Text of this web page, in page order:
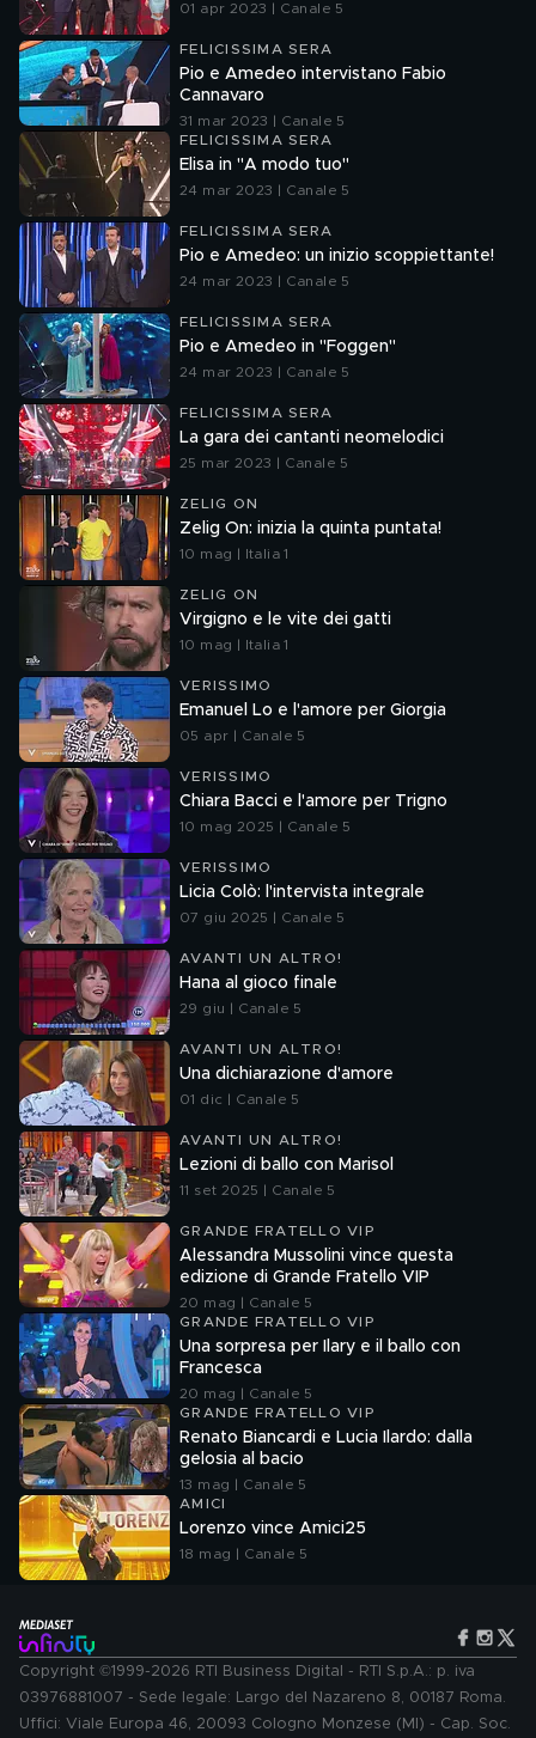
01 apr 2023 | Canale 5
FELICISSIMA SERA
Pio e Amedeo intervistano Fabio
Cannavaro
31 mar 2023 | Canale 5
FELICISSIMA SERA
Elisa in "A modo tuo"
24 mar 2023 | Canale 5
FELICISSIMA SERA
Pio e Amedeo: un inizio scoppiettante!
24 mar 2023 | Canale 5
FELICISSIMA SERA
Pio e Amedeo in "Foggen"
24 mar 2023 | Canale 5
FELICISSIMA SERA
La gara dei cantanti neomelodici
25 mar 2023 | Canale 5
ZELIG ON
Zelig On: inizia la quinta puntata!
10 mag | Italia 1
ZELIG ON
Virgigno e le vite dei gatti
10 mag | Italia 1
VERISSIMO
Emanuel Lo e l'amore per Giorgia
05 apr | Canale 5
VERISSIMO
Chiara Bacci e l'amore per Trigno
10 mag 2025 | Canale 5
VERISSIMO
Licia Colò: l'intervista integrale
07 giu 2025 | Canale 5
AVANTI UN ALTRO!
Hana al gioco finale
29 giu | Canale 5
AVANTI UN ALTRO!
Una dichiarazione d'amore
01 dic | Canale 5
AVANTI UN ALTRO!
Lezioni di ballo con Marisol
11 set 2025 | Canale 5
GRANDE FRATELLO VIP
Alessandra Mussolini vince questa
edizione di Grande Fratello VIP
20 mag | Canale 5
GRANDE FRATELLO VIP
Una sorpresa per Ilary e il ballo con
Francesca
20 mag | Canale 5
GRANDE FRATELLO VIP
Renato Biancardi e Lucia Ilardo: dalla
gelosia al bacio
13 mag | Canale 5
AMICI
Lorenzo vince Amici25
18 mag | Canale 5
Copyright ©1999-2026 RTI Business Digital - RTI S.p.A.: p. iva
03976881007 - Sede legale: Largo del Nazareno 8, 00187 Roma.
Uffici: Viale Europa 46, 20093 Cologno Monzese (MI) - Cap. Soc.